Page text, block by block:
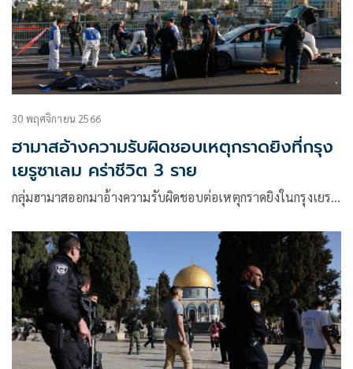
30 พฤศจิกายน 2566
ฮามาสอ้างความรับผิดชอบเหตุกราดยิงที่กรุง
เยรูซาเลม คร่าชีวิต 3 ราย
กลุ่มฮามาสออกมาอ้างความรับผิดชอบต่อเหตุกราดยิงในกรุงเยร…